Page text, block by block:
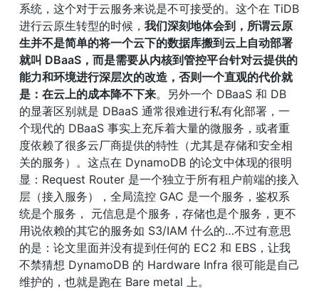
系统，这个对于云服务来说是不可接受的。这个在 TiDB
进行云原生转型的时候， 我们深刻地体会到，所谓云原
生并不是简单的将一个云下的数据库搬到云上自动部署
就叫 DBaaS，而是需要从内核到管控平台针对云提供的
能力和环境进行深层次的改造，否则一个直观的代价就
是：在云上的成本降不下来。另外一个 DBaaS 和 DB
的显著区别就是 DBaaS 通常很难进行私有化部署，一
个现代的 DBaaS 事实上充斥着大量的微服务，或者重
度依赖了很多云厂商提供的特性（尤其是存储和安全相
关的服务）。这点在 DynamoDB 的论文中体现的很明
显：Request Router 是一个独立于所有租户前端的接入
层（接入服务），全局流控 GAC 是一个服务，鉴权系
统是个服务， 元信息是个服务，存储也是个服务，更不
用说依赖的其它的服务如 S3/IAM 什么的…不过有意思
的是：论文里面并没有提到任何的 EC2 和 EBS，让我
不禁猜想 DynamoDB 的 Hardware Infra 很可能是自己
维护的，也就是跑在 Bare metal 上。